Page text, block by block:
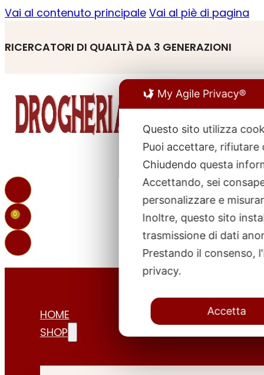
Vai al contenuto principale Vai al piè di pagina
RICERCATORI DI QUALITÀ DA 3 GENERAZIONI
0
HOME
SHOP
My Agile Privacy®
Questo sito utilizza
Puoi accettare, rifiutare
Chiudendo questa
Accettando, sei
personalizzare e
Inoltre, questo sito
trasmissione di dati
Prestando il consenso,
privacy.
Accetta